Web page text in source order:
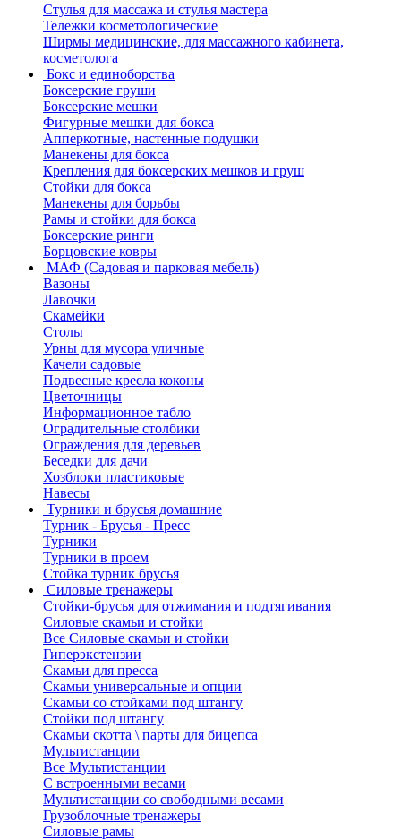
Стулья для массажа и стулья мастера
Тележки косметологические
Ширмы медицинские, для массажного кабинета,
косметолога
Бокс и единоборства
Боксерские груши
Боксерские мешки
Фигурные мешки для бокса
Апперкотные, настенные подушки
Манекены для бокса
Крепления для боксерских мешков и груш
Стойки для бокса
Манекены для борьбы
Рамы и стойки для бокса
Боксерские ринги
Борцовские ковры
МАФ (Садовая и парковая мебель)
Вазоны
Лавочки
Скамейки
Столы
Урны для мусора уличные
Качели садовые
Подвесные кресла коконы
Цветочницы
Информационное табло
Оградительные столбики
Ограждения для деревьев
Беседки для дачи
Хозблоки пластиковые
Навесы
Турники и брусья домашние
Турник - Брусья - Пресс
Турники
Турники в проем
Стойка турник брусья
Силовые тренажеры
Стойки-брусья для отжимания и подтягивания
Силовые скамьи и стойки
Все Силовые скамьи и стойки
Гиперэкстензии
Скамьи для пресса
Скамьи универсальные и опции
Скамьи со стойками под штангу
Стойки под штангу
Скамьи скотта \ парты для бицепса
Мультистанции
Все Мультистанции
С встроенными весами
Мультистанции со свободными весами
Грузоблочные тренажеры
Силовые рамы